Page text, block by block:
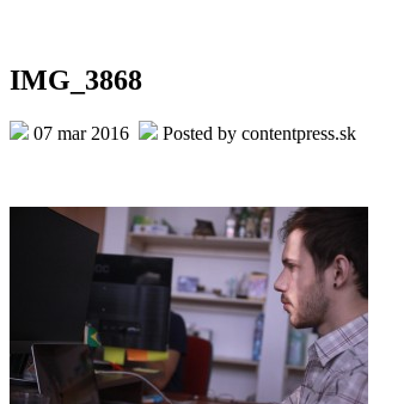
IMG_3868
07 mar 2016 Posted by contentpress.sk